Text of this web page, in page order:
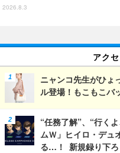
さ” TVアニメ「天幕のジャー
2026.8.3
アク
ニャンコ先生がひょ
ル登場！もこもこバ
“任務了解”、“行く
ムＷ」ヒイロ・デュ
る…！ 新規録り下ろ